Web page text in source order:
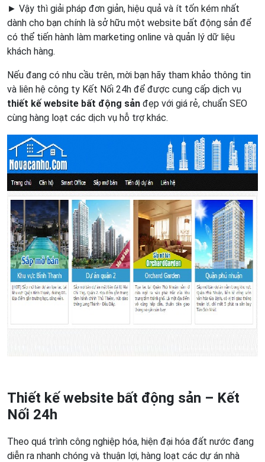
► Vậy thì giải pháp đơn giản, hiệu quả và ít tốn kém nhất
dành cho bạn chính là sở hữu một website bất động sản để
có thể tiến hành làm marketing online và quản lý dữ liệu
khách hàng.
Nếu đang có nhu cầu trên, mời bạn hãy tham khảo thông tin
và liên hệ công ty Kết Nối 24h để được cung cấp dịch vụ
thiết kế website bất động sản đẹp với giá rẻ, chuẩn SEO
cùng hàng loạt các dịch vụ hỗ trợ khác.
Thiết kế website bất động sản – Kết
Nối 24h
Theo quá trình công nghiệp hóa, hiện đại hóa đất nước đang
diễn ra nhanh chóng và thuận lợi, hàng loạt các dự án nhà